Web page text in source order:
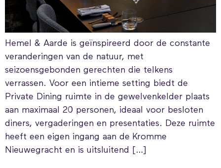
Hemel & Aarde is geïnspireerd door de constante
veranderingen van de natuur, met
seizoensgebonden gerechten die telkens
verrassen. Voor een intieme setting biedt de
Private Dining ruimte in de gewelvenkelder plaats
aan maximaal 20 personen, ideaal voor besloten
diners, vergaderingen en presentaties. Deze ruimte
heeft een eigen ingang aan de Kromme
Nieuwegracht en is uitsluitend […]